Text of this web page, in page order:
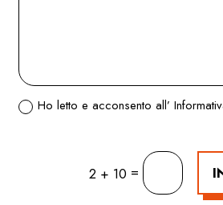
Ho letto e acconsento all’
2 + 10 =